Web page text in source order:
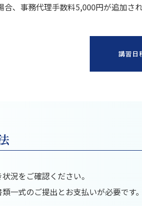
、事務代理手数料5,000円が追加され
講習日
況をご確認ください。
一式のご提出とお支払いが必要です。